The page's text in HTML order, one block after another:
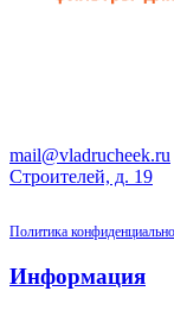
mail@vladrucheek.ru
Строителей, д. 19
Политика
Информация